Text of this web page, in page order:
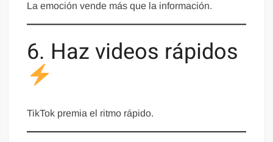
La emoción vende más que la información.
6. Haz videos rápidos
TikTok premia el ritmo rápido.